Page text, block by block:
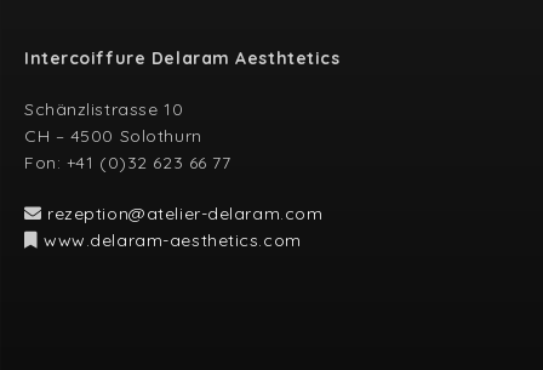
Intercoiffure Delaram Aesthtetics
Schänzlistrasse 10
CH – 4500 Solothurn
Fon: +41 (0)32 623 66 77
rezeption@atelier-delaram.com
www.delaram-aesthetics.com